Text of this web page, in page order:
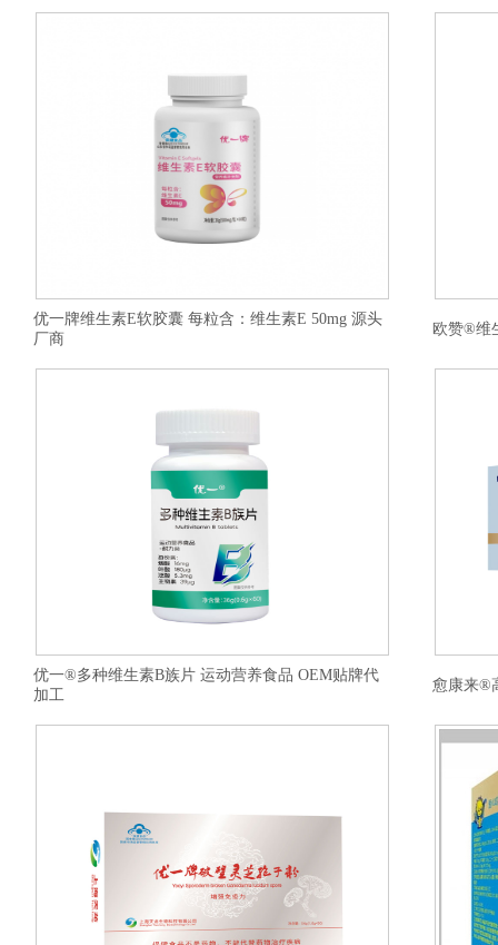
优一牌维生素E软胶囊 每粒含：维生素E 50mg 源头
厂商
欧赞®维
优一®多种维生素B族片 运动营养食品 OEM贴牌代
加工
愈康来®